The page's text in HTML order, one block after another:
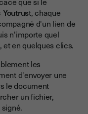
Youtrust, chaque
d'un lien de
n'importe quel
en quelques clics.
les
d'envoyer une
le document
un fichier,